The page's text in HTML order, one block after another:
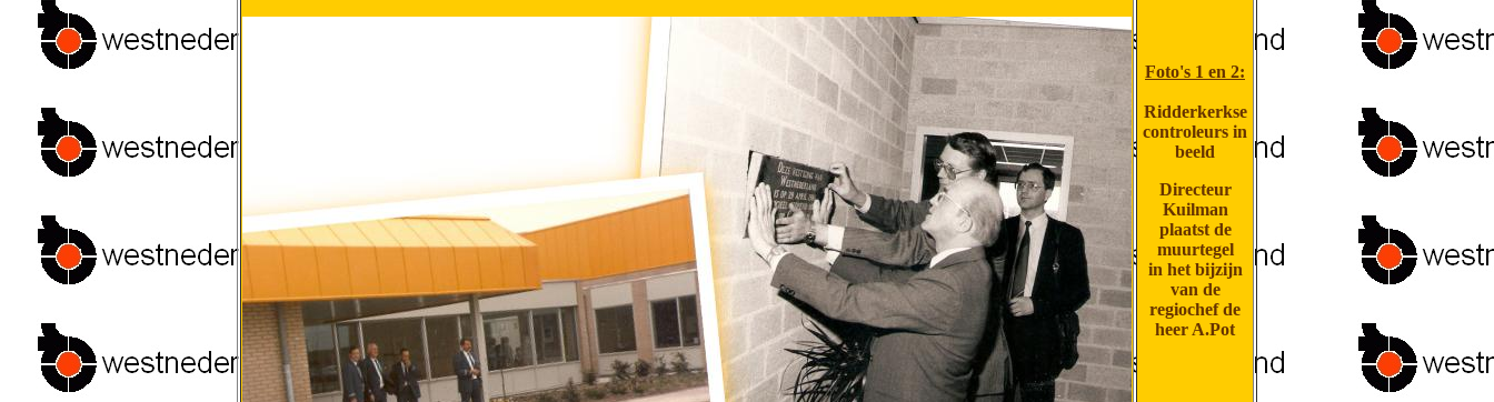
Foto's 1 en 2:
Ridderkerkse
controleurs in
beeld
Directeur
Kuilman
plaatst de
muurtegel
in het bijzijn
van de
regiochef de
heer A.Pot